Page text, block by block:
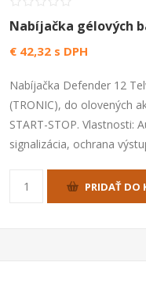
Nabíjačka gélových
€ 42,32 s DPH
Nabíjačka Defender 12
(TRONIC), do olovených
START-STOP. Vlastnosti:
signalizácia, ochrana
PRIDAŤ DO